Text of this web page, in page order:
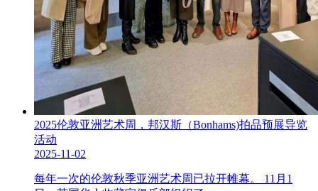
2025伦敦亚洲艺术周，邦汉斯（Bonhams)拍品预展导览
活动
2025-11-02
每年一次的伦敦秋季亚洲艺术周已拉开帷幕。 11月1